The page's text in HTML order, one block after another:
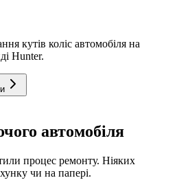
кутів коліс автомобіля на
Hunter.
автомобіля
процес ремонту. Ніяких
чи на папері.